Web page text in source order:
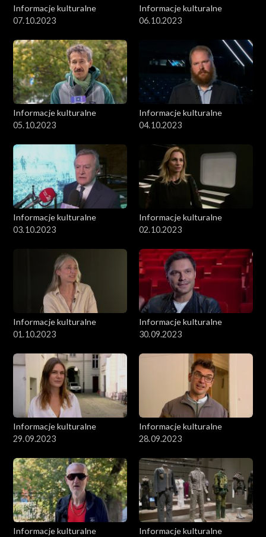
Informacje kulturalne
07.10.2023
Informacje kulturalne
06.10.2023
Informacje kulturalne
05.10.2023
Informacje kulturalne
04.10.2023
Informacje kulturalne
03.10.2023
Informacje kulturalne
02.10.2023
Informacje kulturalne
01.10.2023
Informacje kulturalne
30.09.2023
Informacje kulturalne
29.09.2023
Informacje kulturalne
28.09.2023
Informacje kulturalne
Informacje kulturalne